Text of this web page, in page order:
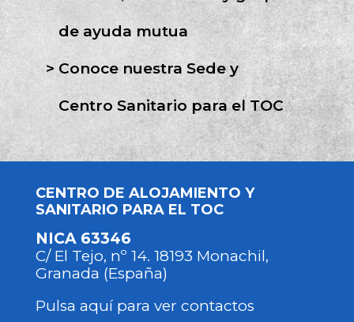
de ayuda mutua
Conoce nuestra Sede y
Centro Sanitario para el TOC
CENTRO DE ALOJAMIENTO Y
SANITARIO PARA EL TOC
NICA 63346
C/ El Tejo, nº 14. 18193 Monachil,
Granada (España)
Pulsa aquí para ver contactos